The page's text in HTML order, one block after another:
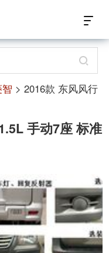
> 2016款 东风风行
手动7座 标准